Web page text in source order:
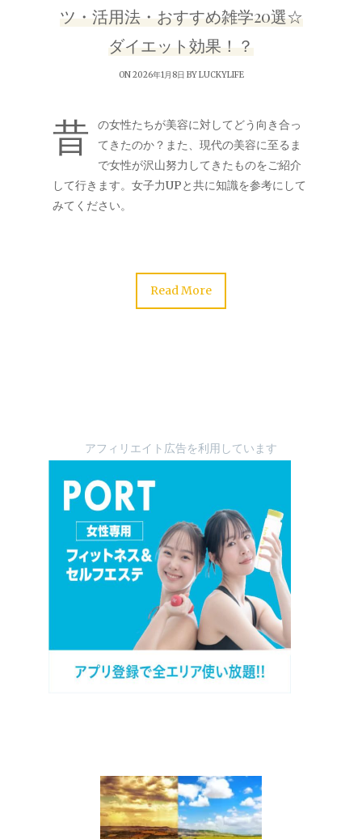
ツ・活用法・おすすめ雑学20選☆
ダイエット効果！？
ON 2026年1月8日 BYLUCKYLIFE
昔
の女性たちが美容に対してどう向き合っ
てきたのか？また、現代の美容に至るま
で女性が沢山努力してきたものをご紹介
して行きます。女子力UPと共に知識を参考にして
みてください。
Read More
アフィリエイト広告を利用しています